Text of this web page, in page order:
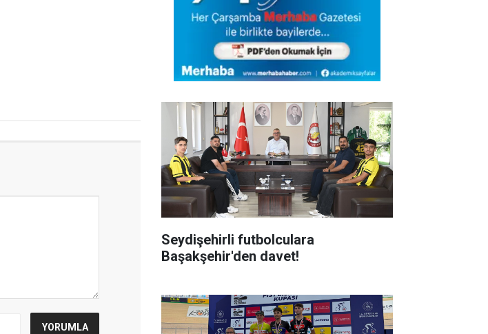
Seydişehirli futbolculara
Başakşehir'den davet!